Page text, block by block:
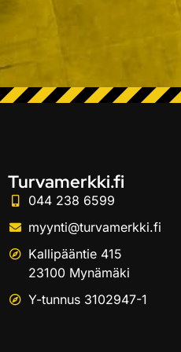
Turvamerkki.fi
044 238 6599
myynti@turvamerkki.fi
Kallipääntie 415
23100 Mynämäki
Y-tunnus 3102947-1